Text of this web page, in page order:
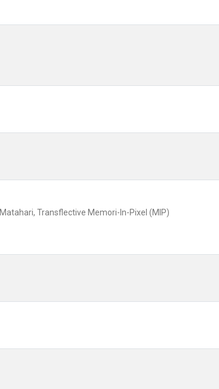
Transflective Memori-In-Pixel (MIP)